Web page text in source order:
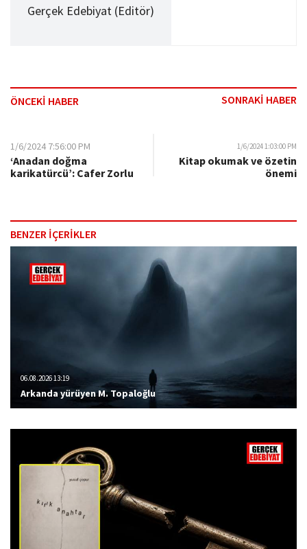
Gerçek Edebiyat (Editör)
ÖNCEKİ HABER SONRAKİ HABER
1/6/2024 7:56:00 PM
‘Anadan doğma
karikatürcü’: Cafer Zorlu
1/6/2024 1:03:00 PM
Kitap okumak ve özetin
önemi
BENZER İÇERİKLER
06.08.2026 13:19
Arkanda yürüyen M. Topaloğlu